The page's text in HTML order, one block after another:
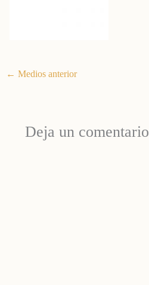
← Medios anterior
Deja un comentario